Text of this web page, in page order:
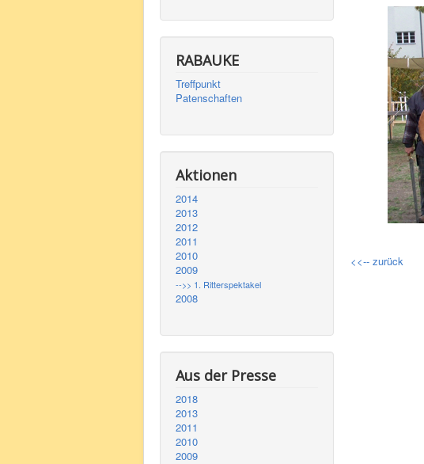
RABAUKE
Treffpunkt
Patenschaften
Aktionen
2014
2013
2012
2011
2010
2009
-->> 1. Ritterspektakel
2008
Aus der Presse
2018
2013
2011
2010
2009
<<-- zurück